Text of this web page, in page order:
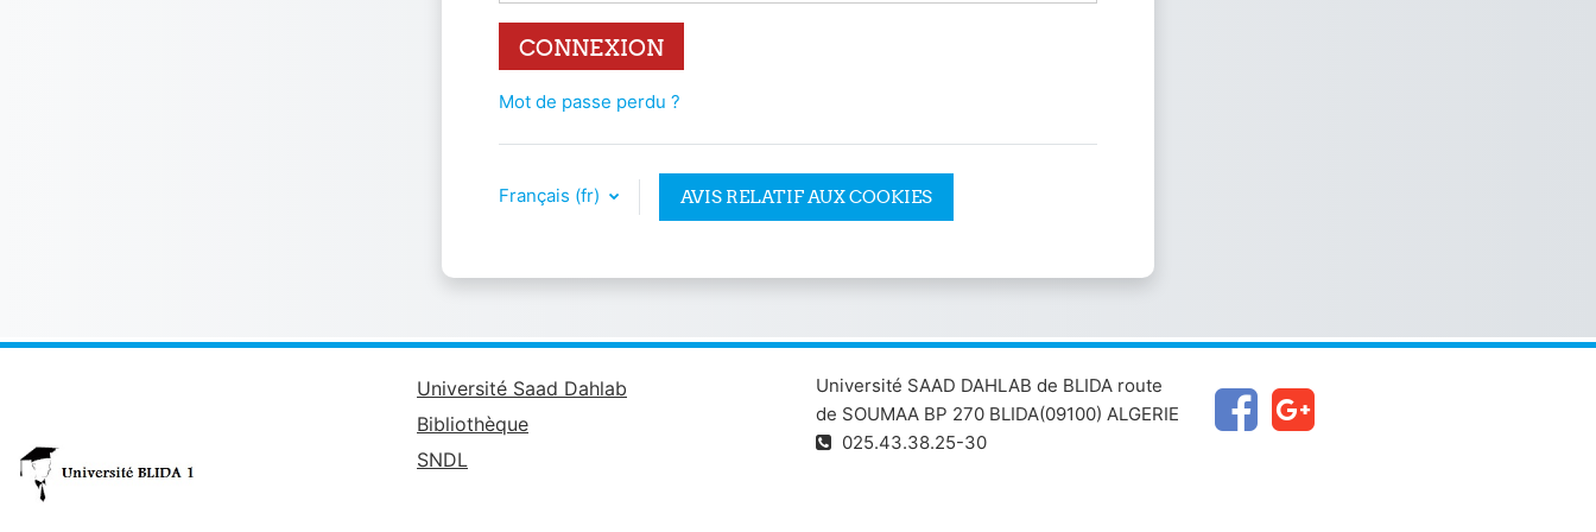
CONNEXION
Mot de passe perdu ?
Français ‎(fr)‎ AVIS RELATIF AUX COOKIES
Université Saad Dahlab
Bibliothèque
SNDL
Université SAAD DAHLAB de BLIDA route
de SOUMAA BP 270 BLIDA(09100) ALGERIE
025.43.38.25-30